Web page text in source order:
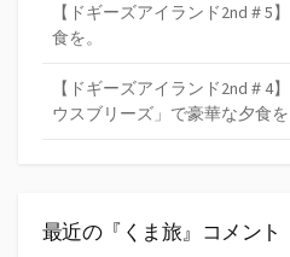
【ドギーズアイランド2nd＃5
食を。
【ドギーズアイランド2nd＃4
ウスブリーズ」で豪華な夕食を
最近の『くま旅』コメント